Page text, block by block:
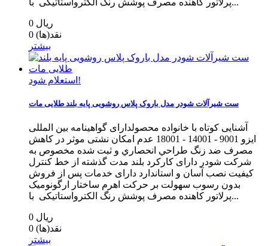
پرلاتور کاهنده مصرف پوشش رنگ الکترواستاتیکی با...
0 ریال
0 نقد(ها)
بیشتر
استعلام شود!
ست شیرآلات شودر مدل باروک پلاس روشویی پایه بلند طلایی مات
آشنایی کوتاه با خانواده محصولدارای گواهینامه بین المللی
ایزو 9001 - 14001 - 18001 عدم امکان نشتی موثر در کاهش
مصرف ضد زنگ طراحي انحصاري و ثبت شده مخصوص به
شرکت شودر دارای کارکرد بلند مدت گذشته از خط كنترل
كيفيت نصب آسان و استاندارد دارای خدمات پس از فروش
بدون رسوب سهولت بر حرکت اهرم ساختار ارگونومیک
پرلاتور کاهنده مصرف پوشش رنگ الکترواستاتیکی با...
0 ریال
0 نقد(ها)
بیشتر